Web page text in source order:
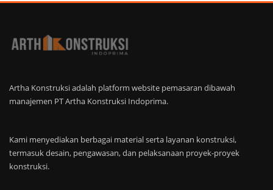
Artha Konstruksi adalah platform website pemasaran dibawah
manajemen PT Artha Konstruksi Indoprima.
Kami menyediakan berbagai material serta layanan konstruksi,
termasuk desain, pengawasan, dan pelaksanaan proyek-proyek
konstruksi.